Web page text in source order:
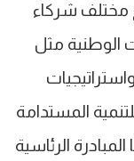
مختلف شركاء
الوطنية مثل
المستدامة
المبادرة الرئاسية